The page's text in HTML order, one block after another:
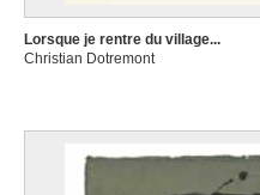
Lorsque je rentre du village...
Christian Dotremont